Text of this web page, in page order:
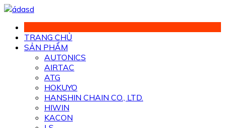
Chuyển
phần
dung
TRANG CHỦ
SẢN PHẨM
AUTONICS
AIRTAC
ATG
HOKUYO
HANSHIN CHAIN CO., LTD.
HIWIN
KACON